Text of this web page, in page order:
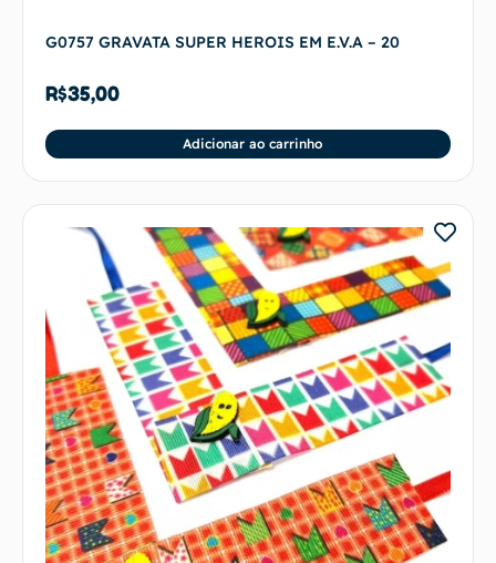
G0757 GRAVATA SUPER HEROIS EM E.V.A – 20
R$35,00
Adicionar ao carrinho